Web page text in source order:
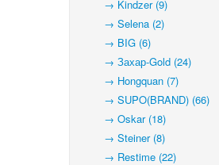
→ Kindzer (9)
→ Selena (2)
→ BIG (6)
→ Захар-Gold (24)
→ Hongquan (7)
→ SUPO(BRAND) (66)
→ Oskar (18)
→ Steiner (8)
→ Restime (22)